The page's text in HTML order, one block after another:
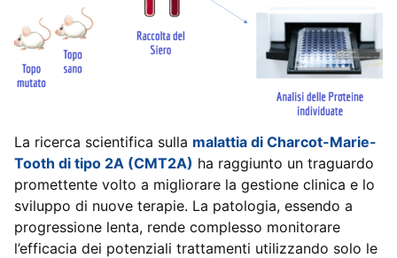
La ricerca scientifica sulla malattia di Charcot-Marie-
Tooth di tipo 2A (CMT2A) ha raggiunto un traguardo
promettente volto a migliorare la gestione clinica e lo
sviluppo di nuove terapie. La patologia, essendo a
progressione lenta, rende complesso monitorare
l’efficacia dei potenziali trattamenti utilizzando solo le